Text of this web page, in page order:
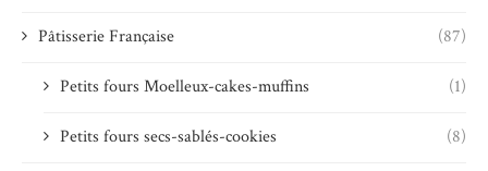
Pâtisserie Française (87)
Petits fours Moelleux-cakes-muffins (1)
Petits fours secs-sablés-cookies (8)